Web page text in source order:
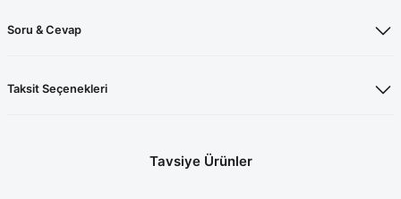
Soru & Cevap
Taksit Seçenekleri
Tavsiye Ürünler